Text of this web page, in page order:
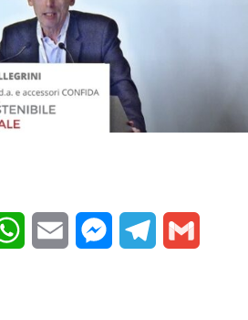
WhatsApp
Email MessengerTelegram